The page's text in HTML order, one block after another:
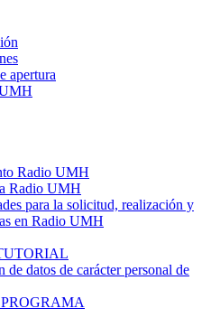
apertura
Radio UMH
Radio UMH
para la solicitud, realización y
en Radio UMH
de datos de carácter personal de